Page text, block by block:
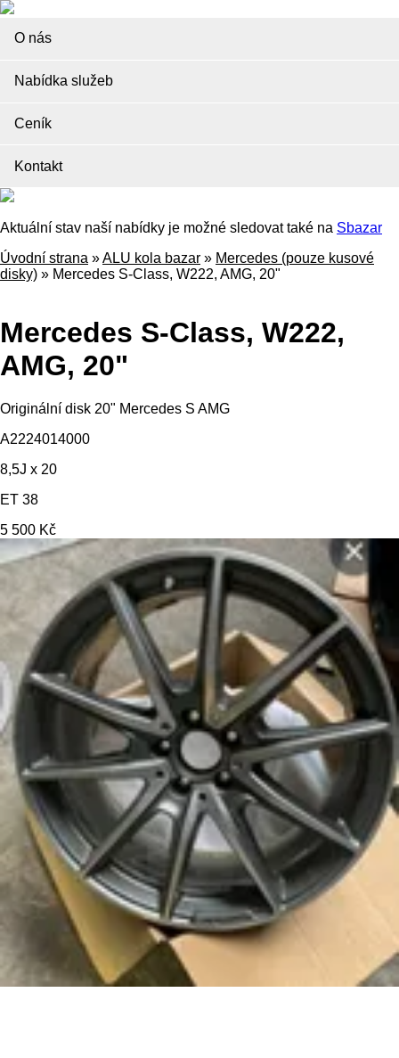
O nás
Nabídka služeb
Ceník
Kontakt
Aktuální stav naší nabídky je možné sledovat také na Sbazar
Úvodní strana »ALU kola bazar » Mercedes (pouze kusové
disky) » Mercedes S-Class, W222, AMG, 20"
Mercedes S-Class, W222,
AMG, 20"
Originální disk 20" Mercedes S AMG
A2224014000
8,5J x 20
ET 38
5 500 Kč